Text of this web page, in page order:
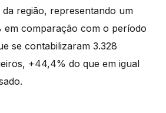
região, representando um
em comparação com o período
se contabilizaram 3.328
+44,4% do que em igual